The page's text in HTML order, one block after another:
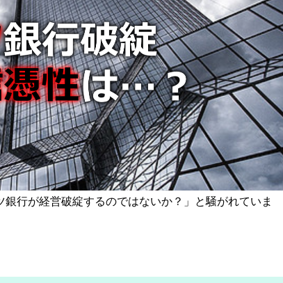
行が経営破綻するのではないか？」と騒がれていま